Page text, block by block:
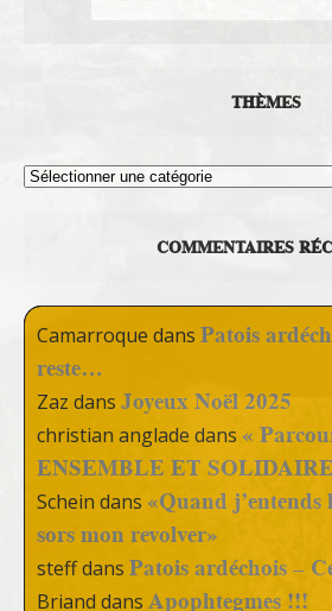
THÈMES
Thèmes
COMMENTAIRES
Camarroque dans Patois
reste…
Zaz dans Joyeux Noël 2025
christian anglade dans «
ENSEMBLE ET
Schein dans «Quand
sors mon revolver»
steffdans Patois ardéchois –
Briand dans Apophtegmes !!!